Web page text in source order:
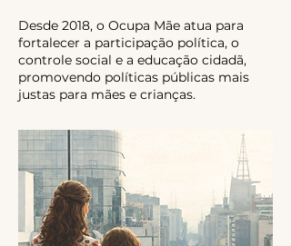
Desde 2018, o Ocupa Mãe atua para
fortalecer a participação política, o
controle social e a educação cidadã,
promovendo políticas públicas mais
justas para mães e crianças.